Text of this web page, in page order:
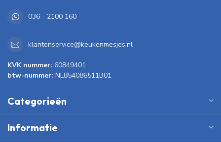
036 - 2100 160
klantenservice@keukenmesjes.nl
KVK nummer: 60849401
btw-nummer: NL854086511B01
Categorieën
Informatie